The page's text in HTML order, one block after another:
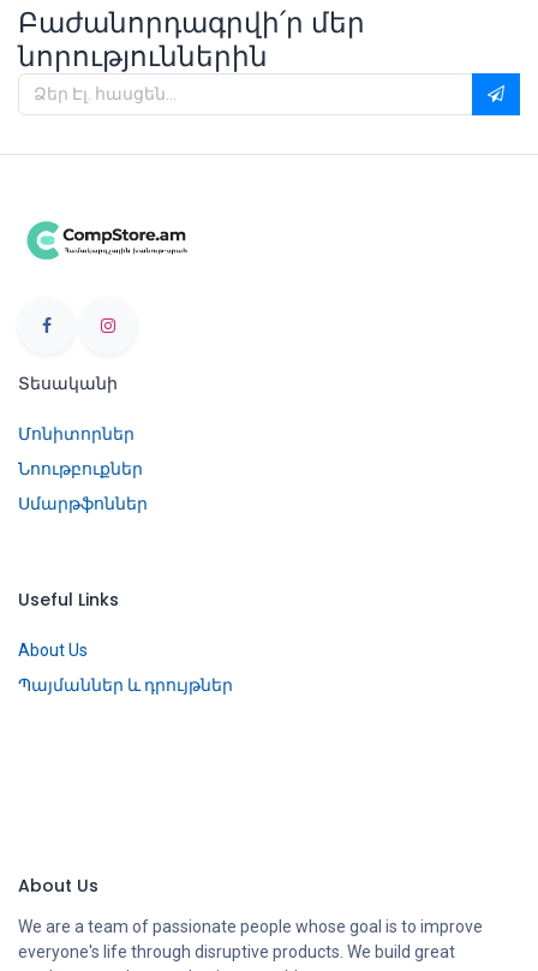
Բաժանորդագրվի՛ր մեր
նորություններին
Տեսականի
Մոնիտորներ
Նոութբուքներ
Սմարթֆոններ
Useful Links
About Us
Պայմաններ և դրույթներ
About Us
We are a team of passionate people whose goal is to improve
everyone's life through disruptive products. We build great